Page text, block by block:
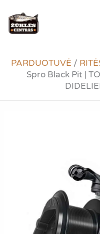
prie
turinio
PARDUOTUVĖ /
Spro Black Pit |